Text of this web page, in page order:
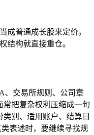
成普通成长股来定价。
结构就直接重仓。
、交易所规则、公司章
把复杂权利压缩成一句
别、适用账户、结算日
表述时，要继续寻找规